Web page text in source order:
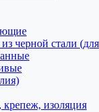
черной стали
изоляция